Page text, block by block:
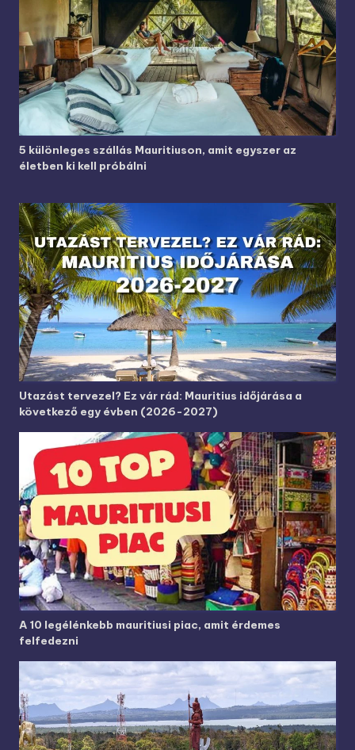
5 különleges szállás Mauritiuson, amit egyszer az
életben ki kell próbálni
Utazást tervezel? Ez vár rád: Mauritius időjárása a
következő egy évben (2026-2027)
A 10 legélénkebb mauritiusi piac, amit érdemes
felfedezni